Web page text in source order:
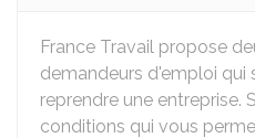
France Travail propose
demandeurs d'emploi qui
reprendre une entreprise.
conditions qui vous